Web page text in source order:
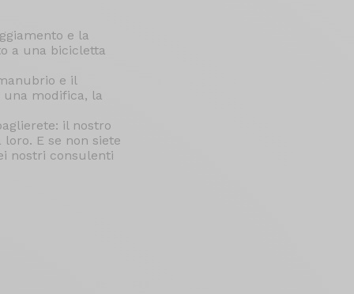
e la
a una bicicletta
e il
modifica, la
il nostro
E se non siete
nostri consulenti